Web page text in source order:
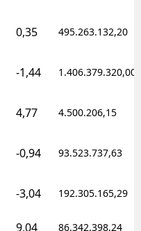
0,35 495.263.132,20
-1,44 1.406.379.320,00
4,77 4.500.206,15
-0,94 93.523.737,63
-3,04 192.305.165,29
9,04 86.342.398,24